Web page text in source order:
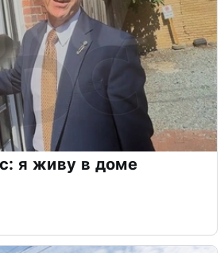
я живу в доме